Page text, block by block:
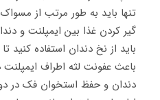
تنها باید به طور مرتب از مسواک
گیر کردن غذا بین ایمپلنت و
باید از نخ دندان استفاده کنید
باعث عفونت لثه اطراف
دندان و حفظ استخوان فک در